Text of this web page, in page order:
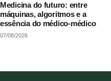
Medicina do futuro: entre
máquinas, algoritmos e a
essência do médico-médico
07/08/2026